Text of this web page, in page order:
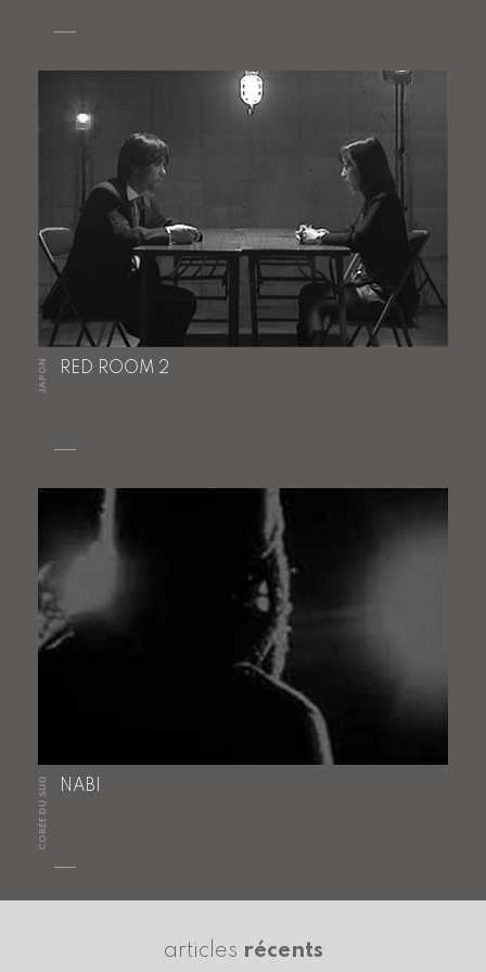
JAPON RED ROOM 2
CORÉE DU SUD NABI
articles récents